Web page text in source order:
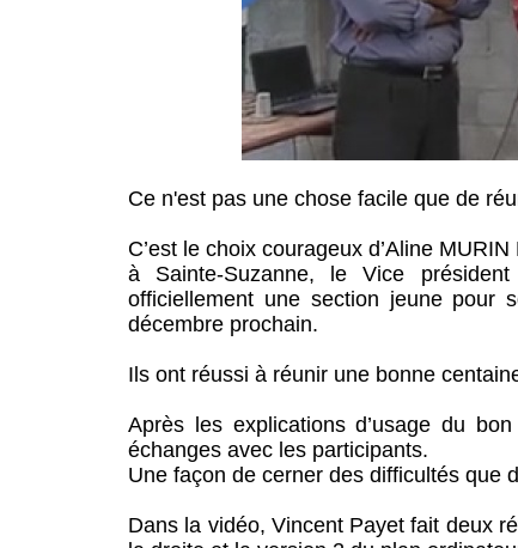
Ce n'est pas une chose facile que de
C’est le choix courageux d’Aline
à Sainte-Suzanne, le Vice
officiellement une section jeune pour
décembre prochain.
Ils ont réussi à réunir une bonne
Après les explications d’usage du
échanges avec les participants.
Une façon de cerner des difficultés
Dans la vidéo, Vincent Payet fait deux